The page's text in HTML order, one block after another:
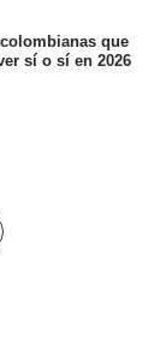
que
sí o sí en 2026